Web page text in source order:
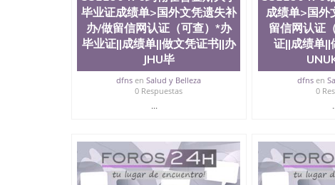
毕业证成绩单>国外文凭遗失补
办/做留信网认证（可查）*办
毕业证||成绩单||做文凭证书||办
JHU毕
dfns enSalud y Belleza
0 Respuestas
...
成绩单>国外
留信网认证
证||成绩单||
dfnsen
0